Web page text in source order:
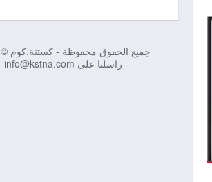
جميع الحقوق محفوظة - كستنة.كوم © 2012
راسلنا على info@kstna.com